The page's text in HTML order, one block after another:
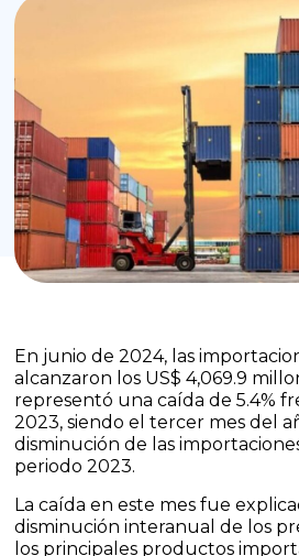
En junio de 2024, las
alcanzaron los US$ 4,069.9
representó una caída de 5.4%
2023, siendo el tercer mes del
disminución de las
periodo 2023.
La caída en este mes fue
disminución interanual de los
los principales productos